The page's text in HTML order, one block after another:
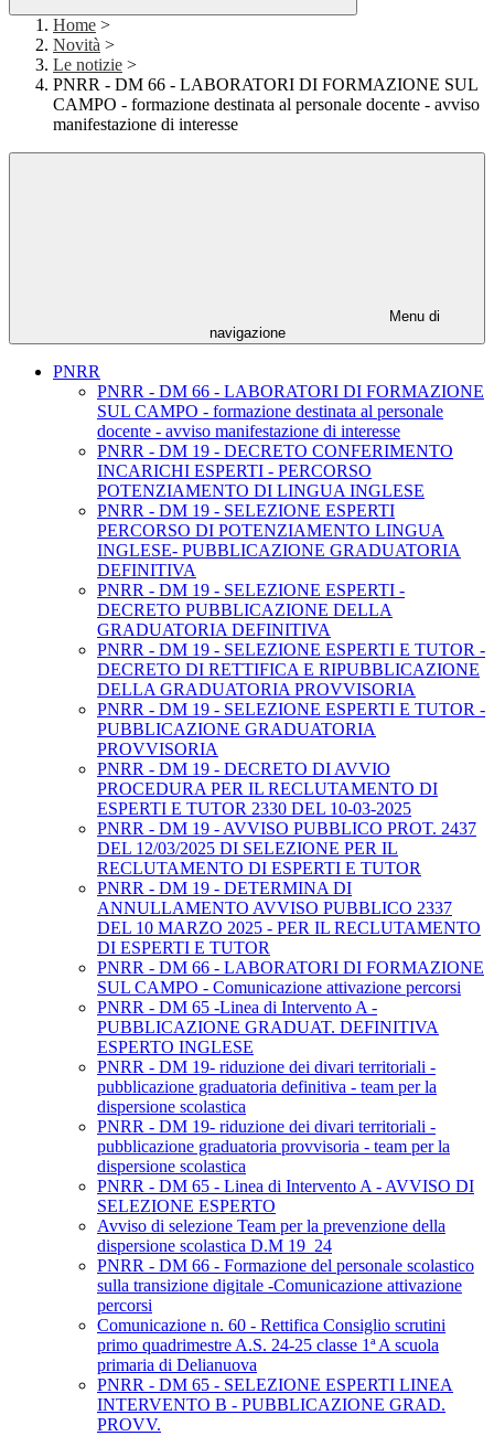
Home >
Novità >
Le notizie >
PNRR - DM 66 - LABORATORI DI FORMAZIONE SUL
CAMPO - formazione destinata al personale docente - avviso
manifestazione di interesse
Menu di
navigazione
PNRR
PNRR - DM 66 - LABORATORI DI FORMAZIONE
SUL CAMPO - formazione destinata al personale
docente - avviso manifestazione di interesse
PNRR - DM 19 - DECRETO CONFERIMENTO
INCARICHI ESPERTI - PERCORSO
POTENZIAMENTO DI LINGUA INGLESE
PNRR - DM 19 - SELEZIONE ESPERTI
PERCORSO DI POTENZIAMENTO LINGUA
INGLESE- PUBBLICAZIONE GRADUATORIA
DEFINITIVA
PNRR - DM 19 - SELEZIONE ESPERTI -
DECRETO PUBBLICAZIONE DELLA
GRADUATORIA DEFINITIVA
PNRR - DM 19 - SELEZIONE ESPERTI E TUTOR -
DECRETO DI RETTIFICA E RIPUBBLICAZIONE
DELLA GRADUATORIA PROVVISORIA
PNRR - DM 19 - SELEZIONE ESPERTI E TUTOR -
PUBBLICAZIONE GRADUATORIA
PROVVISORIA
PNRR - DM 19 - DECRETO DI AVVIO
PROCEDURA PER IL RECLUTAMENTO DI
ESPERTI E TUTOR 2330 DEL 10-03-2025
PNRR - DM 19 - AVVISO PUBBLICO PROT. 2437
DEL 12/03/2025 DI SELEZIONE PER IL
RECLUTAMENTO DI ESPERTI E TUTOR
PNRR - DM 19 - DETERMINA DI
ANNULLAMENTO AVVISO PUBBLICO 2337
DEL 10 MARZO 2025 - PER IL RECLUTAMENTO
DI ESPERTI E TUTOR
PNRR - DM 66 - LABORATORI DI FORMAZIONE
SUL CAMPO - Comunicazione attivazione percorsi
PNRR - DM 65 -Linea di Intervento A -
PUBBLICAZIONE GRADUAT. DEFINITIVA
ESPERTO INGLESE
PNRR - DM 19- riduzione dei divari territoriali -
pubblicazione graduatoria definitiva - team per la
dispersione scolastica
PNRR - DM 19- riduzione dei divari territoriali -
pubblicazione graduatoria provvisoria - team per la
dispersione scolastica
PNRR - DM 65 - Linea di Intervento A - AVVISO DI
SELEZIONE ESPERTO
Avviso di selezione Team per la prevenzione della
dispersione scolastica D.M 19_24
PNRR - DM 66 - Formazione del personale scolastico
sulla transizione digitale -Comunicazione attivazione
percorsi
Comunicazione n. 60 - Rettifica Consiglio scrutini
primo quadrimestre A.S. 24-25 classe 1ª A scuola
primaria di Delianuova
PNRR - DM 65 - SELEZIONE ESPERTI LINEA
INTERVENTO B - PUBBLICAZIONE GRAD.
PROVV.